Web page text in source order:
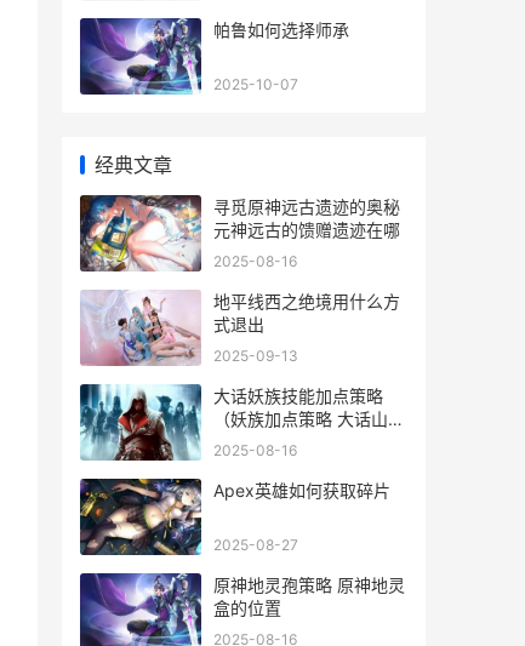
帕鲁如何选择师承
2025-10-07
经典文章
寻觅原神远古遗迹的奥秘
元神远古的馈赠遗迹在哪
2025-08-16
地平线西之绝境用什么方
式退出
2025-09-13
大话妖族技能加点策略
（妖族加点策略 大话山妖
加点
2025-08-16
Apex英雄如何获取碎片
2025-08-27
原神地灵孢策略 原神地灵
盒的位置
2025-08-16